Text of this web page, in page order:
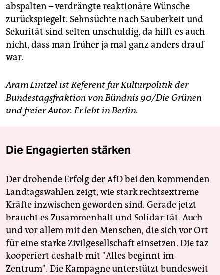
abspalten – verdrängte reaktionäre Wünsche
zurückspiegelt. Sehnsüchte nach Sauberkeit und
Sekurität sind selten unschuldig, da hilft es auch
nicht, dass man früher ja mal ganz anders drauf
war.
Aram Lintzel ist Referent für Kulturpolitik der
Bundestagsfraktion von Bündnis 90/Die Grünen
und freier Autor. Er lebt in Berlin.
Die Engagierten stärken
Der drohende Erfolg der AfD bei den kommenden
Landtagswahlen zeigt, wie stark rechtsextreme
Kräfte inzwischen geworden sind. Gerade jetzt
braucht es Zusammenhalt und Solidarität. Auch
und vor allem mit den Menschen, die sich vor Ort
für eine starke Zivilgesellschaft einsetzen. Die taz
kooperiert deshalb mit "Alles beginnt im
Zentrum". Die Kampagne unterstützt bundesweit